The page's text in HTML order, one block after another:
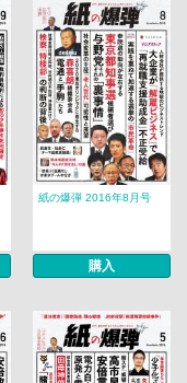
紙の爆弾 2016年8月号
購入